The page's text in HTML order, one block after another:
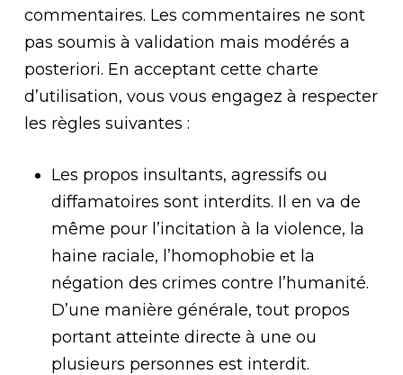
commentaires. Les commentaires ne sont
pas soumis à validation mais modérés a
posteriori. En acceptant cette charte
d’utilisation, vous vous engagez à respecter
les règles suivantes :
Les propos insultants, agressifs ou
diffamatoires sont interdits. Il en va de
même pour l’incitation à la violence, la
haine raciale, l’homophobie et la
négation des crimes contre l’humanité.
D’une manière générale, tout propos
portant atteinte directe à une ou
plusieurs personnes est interdit.